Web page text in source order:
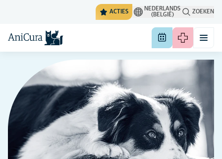
ACTIES
NEDERLANDS
(BELGIË)
ZOEKEN